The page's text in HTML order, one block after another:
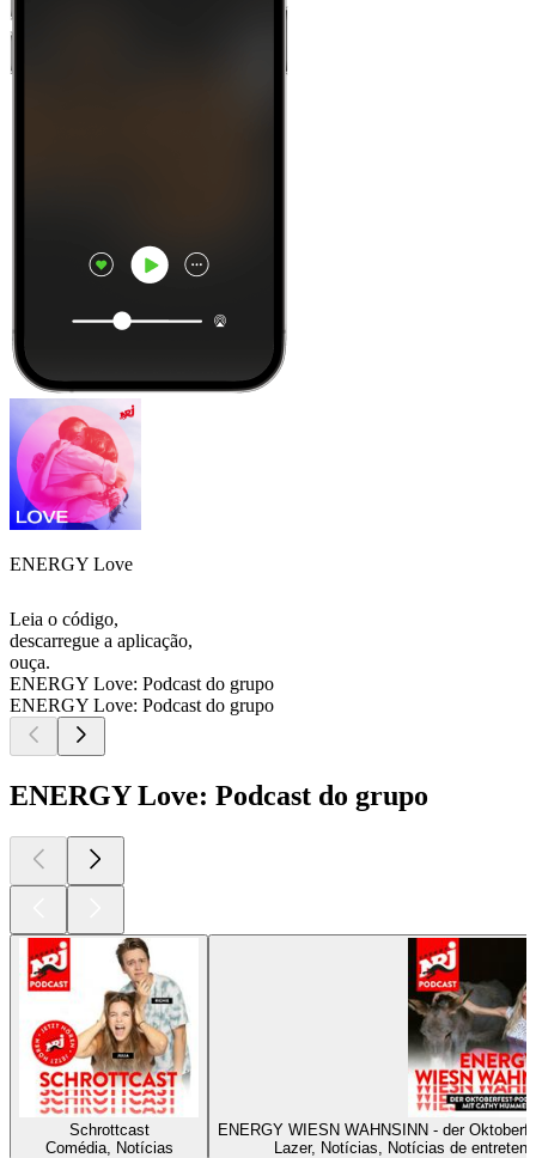
ENERGY Love
Leia o código,
descarregue a aplicação,
ouça.
ENERGY Love: Podcast do grupo
ENERGY Love: Podcast do grupo
ENERGY Love: Podcast do grupo
Schrottcast
Comédia, Notícias
ENERGY WIESN WAHNSINN - der
Lazer, Notícias, Notícias de